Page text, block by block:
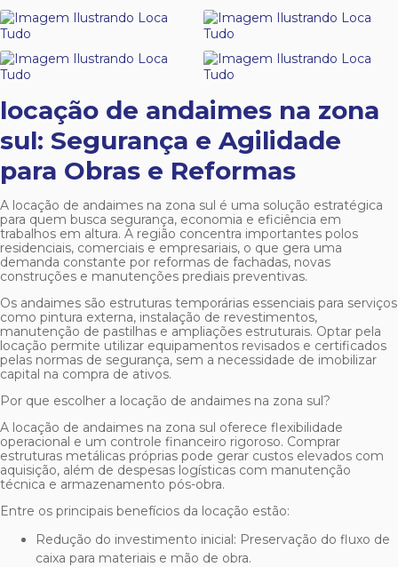
locação de andaimes na zona
sul: Segurança e Agilidade
para Obras e Reformas
A locação de andaimes na zona sul é uma solução estratégica
para quem busca segurança, economia e eficiência em
trabalhos em altura. A região concentra importantes polos
residenciais, comerciais e empresariais, o que gera uma
demanda constante por reformas de fachadas, novas
construções e manutenções prediais preventivas.
Os andaimes são estruturas temporárias essenciais para serviços
como pintura externa, instalação de revestimentos,
manutenção de pastilhas e ampliações estruturais. Optar pela
locação permite utilizar equipamentos revisados e certificados
pelas normas de segurança, sem a necessidade de imobilizar
capital na compra de ativos.
Por que escolher a locação de andaimes na zona sul?
A locação de andaimes na zona sul oferece flexibilidade
operacional e um controle financeiro rigoroso. Comprar
estruturas metálicas próprias pode gerar custos elevados com
aquisição, além de despesas logísticas com manutenção
técnica e armazenamento pós-obra.
Entre os principais benefícios da locação estão:
Redução do investimento inicial: Preservação do fluxo de
caixa para materiais e mão de obra.